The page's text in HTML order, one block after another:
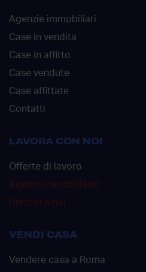
Agenzie immobiliari
Case in vendita
Case in affitto
Case vendute
Case affittate
Contatti
LAVORA CON NOI
Offerte di lavoro
Agente immobiliare?
Unisciti a noi
VENDI CASA
Vendere casa a Roma